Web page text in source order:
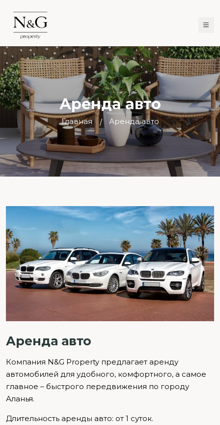
Аренда авто
Главная Аренда авто
Аренда авто
Компания N&G Property предлагает аренду
автомобилей для удобного, комфортного, а самое
главное – быстрого передвижения по городу
Аланья.
Длительность аренды авто: от 1 суток.